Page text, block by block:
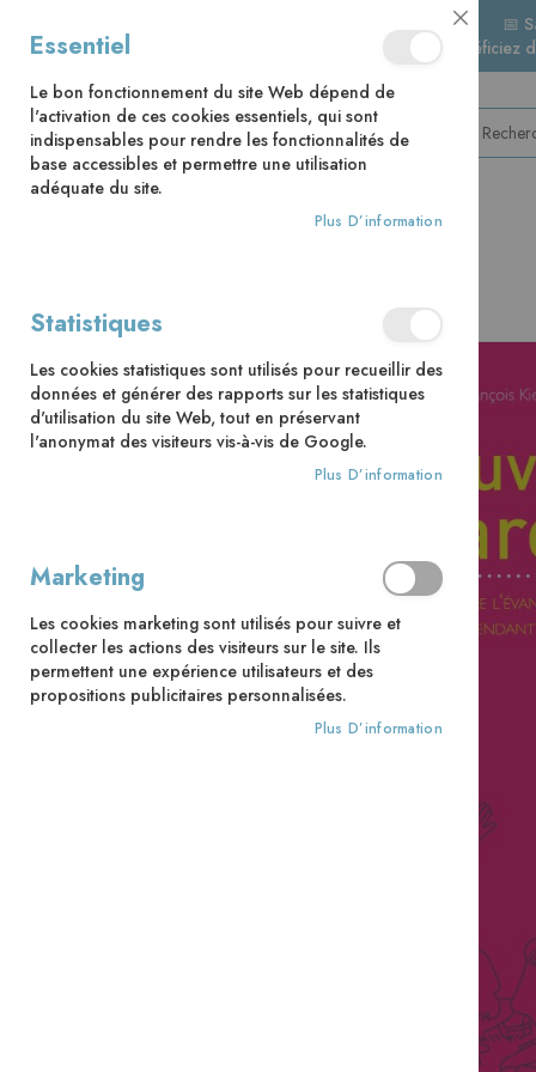
📅
🚚
to
the
end
of
Close
Cookie
Bar
Essentiel
Le bon fonctionnement du site Web dépend de
l'activation de ces cookies essentiels, qui sont
indispensables pour rendre les fonctionnalités de
base accessibles et permettre une utilisation
adéquate du site.
Plus D’information
Statistiques
Les cookies statistiques sont utilisés pour recueillir des
données et générer des rapports sur les statistiques
d'utilisation du site Web, tout en préservant
l'anonymat des visiteurs vis-à-vis de Google.
Plus D’information
Marketing
Les cookies marketing sont utilisés pour suivre et
collecter les actions des visiteurs sur le site. Ils
permettent une expérience utilisateurs et des
propositions publicitaires personnalisées.
Plus D’information